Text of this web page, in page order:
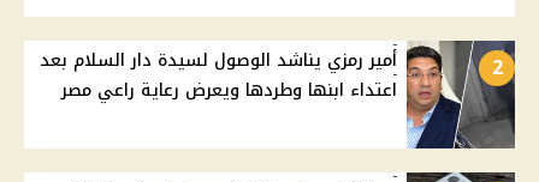
2
أمير رمزي يناشد الوصول لسيدة دار السلام بعد
اعتداء ابنها وطردها ويعرض رعاية راعي مصر